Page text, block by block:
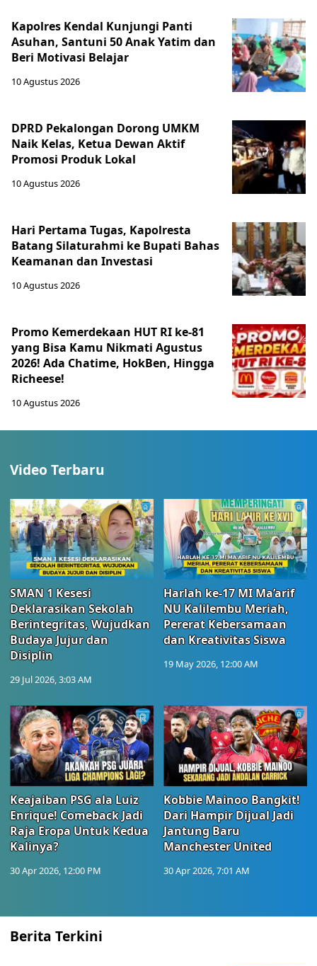
Kapolres Kendal Kunjungi Panti
Asuhan, Santuni 50 Anak Yatim dan
Beri Motivasi Belajar
10 Agustus 2026
DPRD Pekalongan Dorong UMKM
Naik Kelas, Ketua Dewan Aktif
Promosi Produk Lokal
10 Agustus 2026
Hari Pertama Tugas, Kapolresta
Batang Silaturahmi ke Bupati Bahas
Keamanan dan Investasi
10 Agustus 2026
Promo Kemerdekaan HUT RI ke-81
yang Bisa Kamu Nikmati Agustus
2026! Ada Chatime, HokBen, Hingga
Richeese!
10 Agustus 2026
Video Terbaru
SMAN 1 Kesesi
Deklarasikan Sekolah
Berintegritas, Wujudkan
Budaya Jujur dan
Disiplin
29 Jul 2026, 3:03 AM
Harlah ke-17 MI Ma’arif
NU Kalilembu Meriah,
Pererat Kebersamaan
dan Kreativitas Siswa
19 May 2026, 12:00 AM
Keajaiban PSG ala Luiz
Enrique! Comeback Jadi
Raja Eropa Untuk Kedua
Kalinya?
30 Apr 2026, 12:00 PM
Kobbie Mainoo Bangkit!
Dari Hampir Dijual Jadi
Jantung Baru
Manchester United
30 Apr 2026, 7:01 AM
Berita Terkini